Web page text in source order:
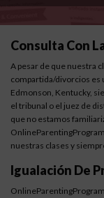
Consulta Con
A pesar de que nuestra
compartida/divorcios es
Edmonson, Kentucky,
el tribunal o el juez de
que no estamos
nuestras clases y
Igualación De